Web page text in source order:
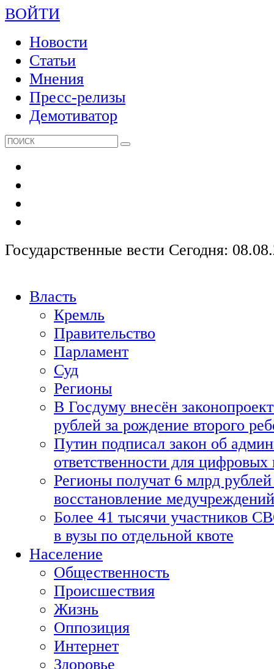
ВОЙТИ
Новости
Статьи
Мнения
Пресс-релизы
Демотиватор
Государственные вести Сегодня:
Власть
Кремль
Правительство
Парламент
Суд
Регионы
В Госдуму внесён
рублей за рождение второго
Путин подписал закон об
ответственности для
Регионы получат 6 млрд рублей
восстановление медучреждений
Более 41 тысячи участников
в вузы по отдельной квоте
Население
Общественность
Происшествия
Жизнь
Оппозиция
Интернет
Здоровье